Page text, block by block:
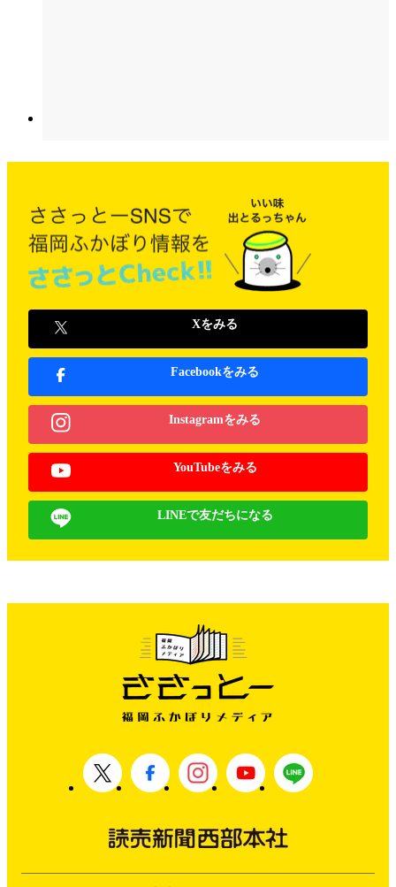
Xをみる
Facebookをみる
Instagramをみる
YouTubeをみる
LINEで友だちになる